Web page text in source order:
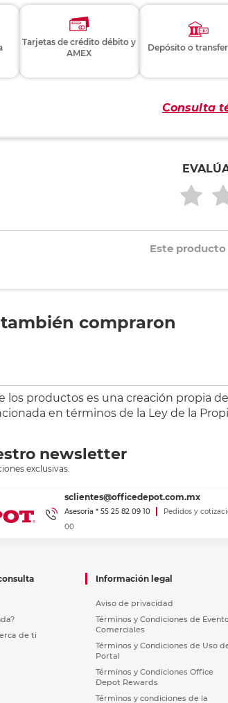
Tarjetas de crédito débito y
AMEX
Depósito o
Consulta
Este
compraron
los productos es una creación propia
en términos de la Ley de la
newsletter
exclusivas.
sclientes@officedepot.com.mx
Asesoría * 55 25 82 09 10
Pedidos y
00
de ti
Información legal
Aviso de privacidad
Términos y Condiciones de
Comerciales
Términos y Condiciones de Uso
Portal
Términos y Condiciones Office
Depot Rewards
Términos y condiciones de la